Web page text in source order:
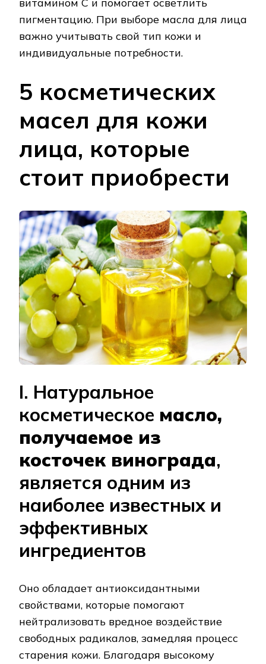
пигментацию. При выборе масла для лица
важно учитывать свой тип кожи и
индивидуальные потребности.
5 косметических
масел для кожи
лица, которые
стоит приобрести
I. Натуральное
косметическое масло,
получаемое из
косточек винограда,
является одним из
наиболее известных и
эффективных
ингредиентов
Оно обладает антиоксидантными
свойствами, которые помогают
нейтрализовать вредное воздействие
свободных радикалов, замедляя процесс
старения кожи. Благодаря высокому